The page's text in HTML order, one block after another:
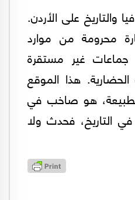
والتاريخ على الأردن.
محرومة من موارد
جماعات غير مستقرة
هذا الموقع
هو صاخب في
التاريخ، فحدث ولا